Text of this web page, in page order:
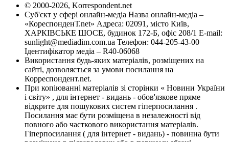
© 2000-2026, Korrespondent.net
Суб'єкт у сфері онлайн-медіа Назва онлайн-медіа –
«КореспонденТ.net» Адреса: 02091, місто Київ,
ХАРКІВСЬКЕ ШОСЕ, будинок 172-Б, офіс 208/1 E-mail:
sunlight@mediadim.com.ua Телефон: 044-205-43-00
Ідентифікатор медіа – R40-06068
Використання будь-яких матеріалів, розміщених на
сайті, дозволяється за умови посилання на
Корреспондент.net.
При копіюванні матеріалів зі сторінки « Новини України
і світу» , для інтернет - видань - обов'язкове пряме
відкрите для пошукових систем гіперпосилання .
Посилання має бути розміщена в незалежності від
повного або часткового використання матеріалів.
Гіперпосилання ( для інтернет - видань) - повинна бути